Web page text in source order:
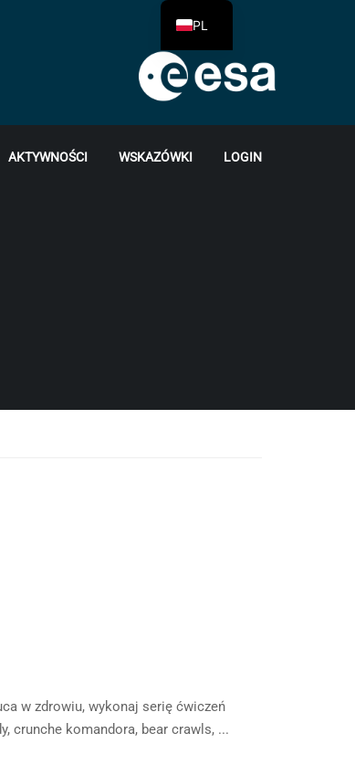
AKTYWNOŚCI WSKAZÓWKI LOGIN
w zdrowiu, wykonaj serię ćwiczeń
crunche komandora, bear crawls, ...
PL